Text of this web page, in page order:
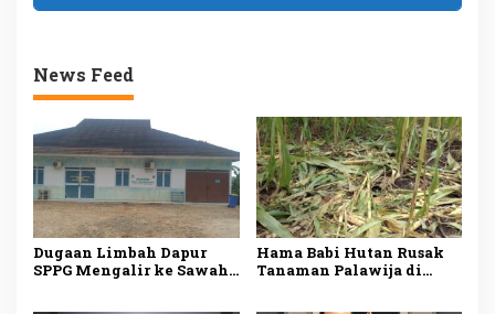
News Feed
Dugaan Limbah Dapur
SPPG Mengalir ke Sawah
Hama Babi Hutan Rusak
Tanaman Palawija di